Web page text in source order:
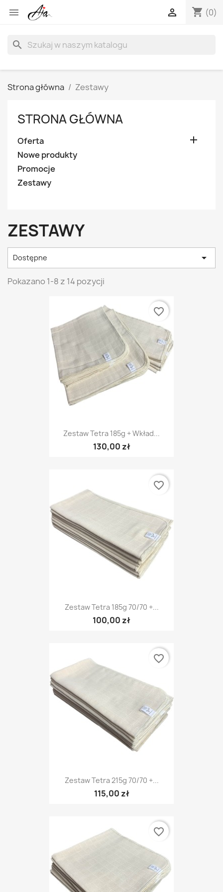
 shopping_cart (0)

search
Strona główna Zestawy
STRONA GŁÓWNA
Oferta 
Nowe produkty
Promocje
Zestawy
ZESTAWY
Dostępne 
Pokazano 1-8 z 14 pozycji
Zestaw Tetra 185g + Wkład...
130,00 zł
favorite_border
Zestaw Tetra 185g 70/70 +...
100,00 zł
favorite_border
Zestaw Tetra 215g 70/70 +...
115,00 zł
favorite_border
favorite_border